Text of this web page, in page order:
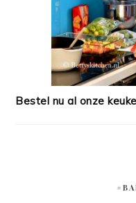
Bestel nu al onze